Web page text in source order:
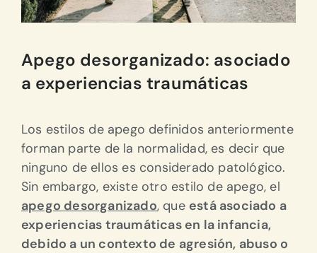
Apego desorganizado: asociado
a experiencias traumáticas
Los estilos de apego definidos anteriormente
forman parte de la normalidad, es decir que
ninguno de ellos es considerado patológico.
Sin embargo, existe otro estilo de apego, el
apego desorganizado, que está asociado a
experiencias traumáticas en la infancia,
debido a un contexto de agresión, abuso o